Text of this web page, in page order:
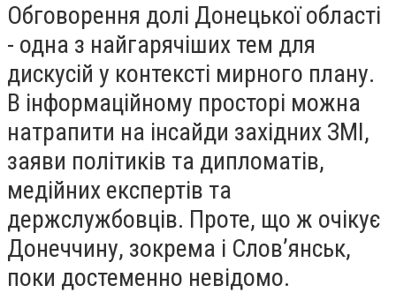
Обговорення долі Донецької області
- одна з найгарячіших тем для
дискусій у контексті мирного плану.
В інформаційному просторі можна
натрапити на інсайди західних ЗМІ,
заяви політиків та дипломатів,
медійних експертів та
держслужбовців. Проте, що ж очікує
Донеччину, зокрема і Слов’янськ,
поки достеменно невідомо.